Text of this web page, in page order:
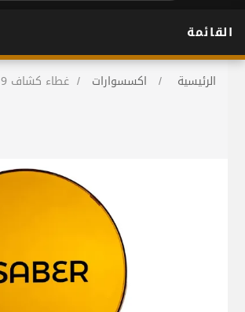
القائمة
الرئيسية / اكسسوارات / غطاء كشاف 9 انش سايبر